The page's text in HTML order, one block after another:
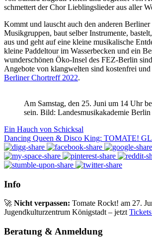
schmettert der Chor Lieblingslieder aus aller
Kommt und lauscht auch den anderen
Musikgruppen, baut selber Instrumente,
aus und geht auf eine kleine musikalische
kleine Paddeltour im Wasserbecken und ein
wunderschönen Öko-Insel des FEZ-Berlin
Angebote von klangwelten sind kostenfrei und
Berliner Chortreff 2022.
Am Samstag, den 25. Juni um 14 Uhr
sein. Bild: Landesmusikakademie Berlin
Ein Hauch von Schicksal
Dancing Queen & Disco King: TOMATE!
Info
🚀 Nicht verpassen: Tomate Rockt! am 27.
Jugendkulturzentrum Königstadt – jetztTickets
Beratung & Anmeldung